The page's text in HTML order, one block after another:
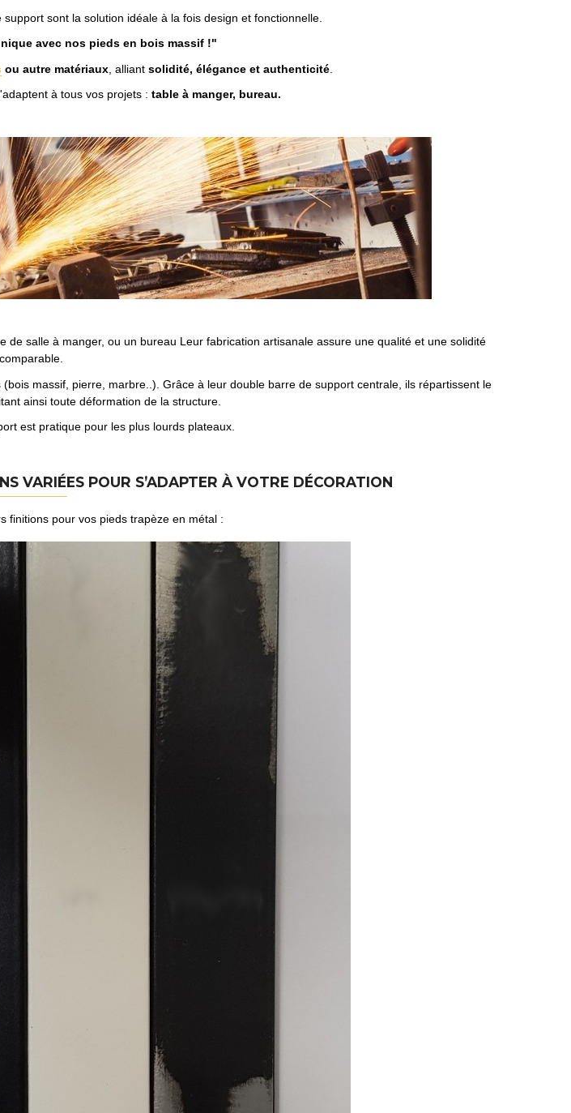
support sont la solution idéale à la fois design et fonctionnelle.
avec nos pieds en bois massif !"
ou autre matériaux , alliant solidité, élégance et authenticité
à tous vos projets : table à manger, bureau.
salle à manger, ou un bureau Leur fabrication artisanale assure une qualité et une solidité
massif, pierre, marbre..). Grâce à leur double barre de support centrale, ils répartissent le
ainsi toute déformation de la structure.
est pratique pour les plus lourds plateaux.
VARIÉES POUR S’ADAPTER À VOTRE DÉCORATION
finitions pour vos pieds trapèze en métal :